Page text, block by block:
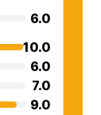
6.0
10.0
6.0
7.0
9.0